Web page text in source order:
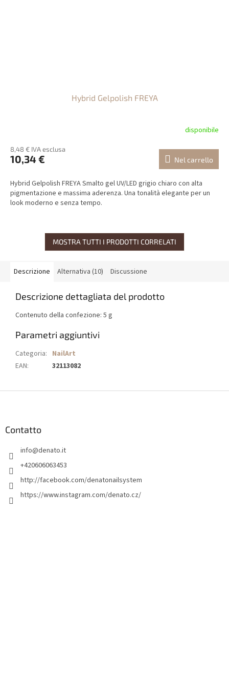
Hybrid Gelpolish FREYA
disponibile
8,48 € IVA esclusa
10,34 € Nel carrello
Hybrid Gelpolish FREYA Smalto gel UV/LED grigio chiaro con alta
pigmentazione e massima aderenza. Una tonalità elegante per un
look moderno e senza tempo.
MOSTRA TUTTI I PRODOTTI CORRELATI
Descrizione Alternativa (10) Discussione
Descrizione dettagliata del prodotto
Contenuto della confezione: 5 g
Parametri aggiuntivi
Categoria: NailArt
EAN: 32113082
Contatto
info@denato.it
+420606063453
http://facebook.com/denatonailsystem
https://www.instagram.com/denato.cz/